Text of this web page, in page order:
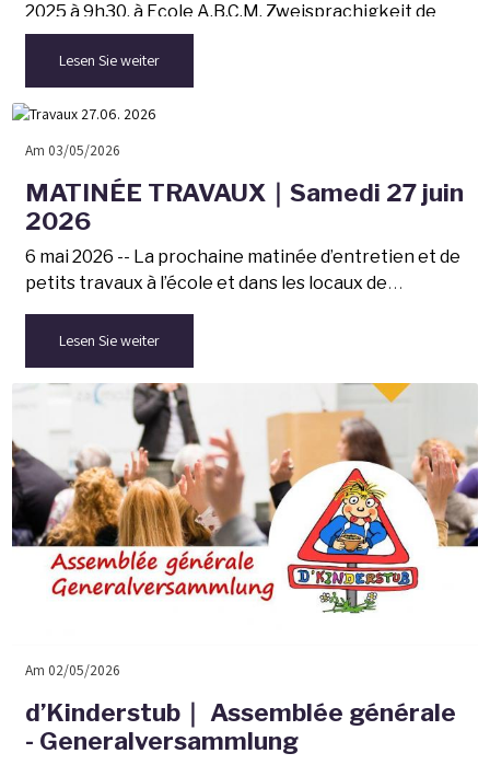
2025 à 9h30, à Ecole A.B.C.M. Zweisprachigkeit de
Haguenau, 50 rue Ettore Bugatti.
Lesen Sie weiter
Am 03/05/2026
MATINÉE TRAVAUX｜Samedi 27 juin
2026
6 mai 2026 -- La prochaine matinée d’entretien et de
petits travaux à l’école et dans les locaux de
d'Kinderstub aura lieu le samedi 27 juin 2026, de 8h30
à midi.Lesen Sie weiter
Am 02/05/2026
d’Kinderstub｜ Assemblée générale
- Generalversammlung